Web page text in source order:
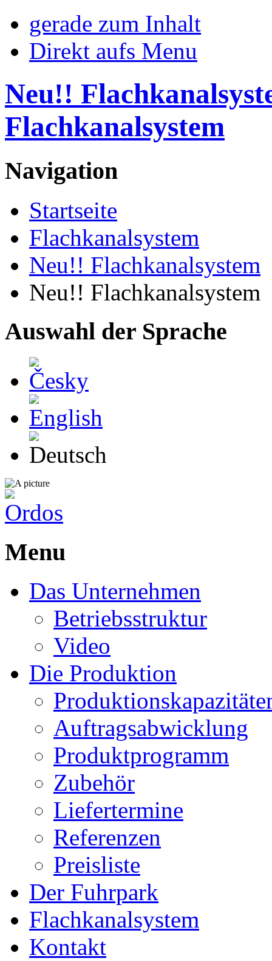
gerade zum Inhalt
Direkt aufs Menu
Neu!!
Flachkanalsystem
Navigation
Startseite
Flachkanalsystem
Neu!! Flachkanalsystem
Neu!! Flachkanalsystem
Auswahl der Sprache
Menu
Das Unternehmen
Betriebsstruktur
Video
Die Produktion
Auftragsabwicklung
Produktprogramm
Zubehör
Liefertermine
Referenzen
Preisliste
Der Fuhrpark
Flachkanalsystem
Kontakt